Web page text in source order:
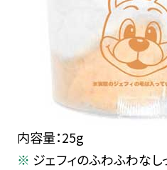
内容量：25g
ジェフィのふわふわな